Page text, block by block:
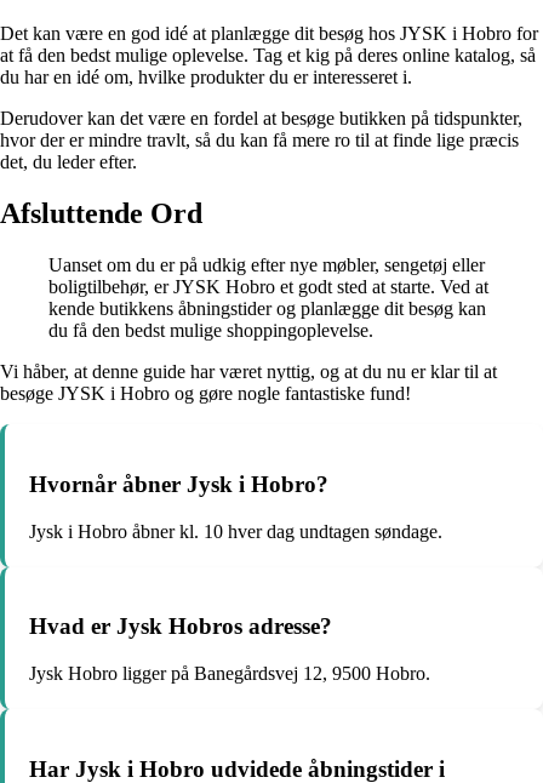
Det kan være en god idé at planlægge dit besøg hos JYSK i Hobro for
at få den bedst mulige oplevelse. Tag et kig på deres online katalog, så
du har en idé om, hvilke produkter du er interesseret i.
Derudover kan det være en fordel at besøge butikken på tidspunkter,
hvor der er mindre travlt, så du kan få mere ro til at finde lige præcis
det, du leder efter.
Afsluttende Ord
Uanset om du er på udkig efter nye møbler, sengetøj eller
boligtilbehør, er JYSK Hobro et godt sted at starte. Ved at
kende butikkens åbningstider og planlægge dit besøg kan
du få den bedst mulige shoppingoplevelse.
Vi håber, at denne guide har været nyttig, og at du nu er klar til at
besøge JYSK i Hobro og gøre nogle fantastiske fund!
Hvornår åbner Jysk i Hobro?
Jysk i Hobro åbner kl. 10 hver dag undtagen søndage.
Hvad er Jysk Hobros adresse?
Jysk Hobro ligger på Banegårdsvej 12, 9500 Hobro.
Har Jysk i Hobro udvidede åbningstider i